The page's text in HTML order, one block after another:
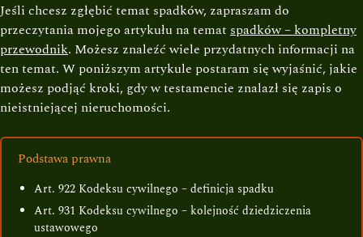
Jeśli chcesz zgłębić temat spadków, zapraszam do
przeczytania mojego artykułu na temat spadków – kompletny
przewodnik. Możesz znaleźć wiele przydatnych informacji na
ten temat. W poniższym artykule postaram się wyjaśnić, jakie
możesz podjąć kroki, gdy w testamencie znalazł się zapis o
nieistniejącej nieruchomości.
Podstawa prawna
Art. 922 Kodeksu cywilnego – definicja spadku
Art. 931 Kodeksu cywilnego – kolejność dziedziczenia
ustawowego